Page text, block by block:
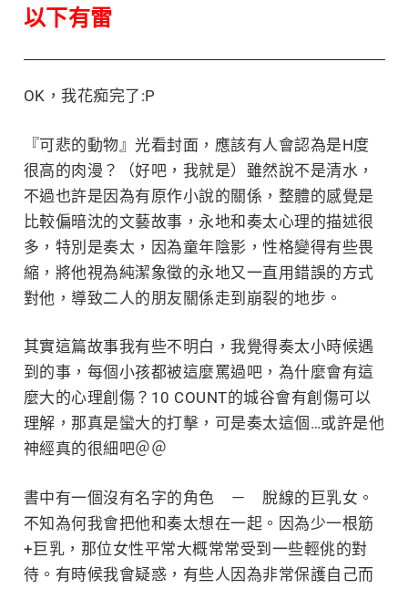
以下有雷
OK，我花痴完了:P
『可悲的動物』光看封面，應該有人會認為是H度
很高的肉漫？（好吧，我就是）雖然說不是清水，
不過也許是因為有原作小說的關係，整體的感覺是
比較偏暗沈的文藝故事， 永地和奏太心理的描述很
多，特別是奏太 ，因為童年陰影，性格變得有些畏
縮，將他視為純潔象徵的永地又一直用錯誤的方式
對他，導致二人的朋友關係走到崩裂的地步。
其實這篇故事我有些不明白，我覺得奏太小時候遇
到的事，每個小孩都被這麼罵過吧，為什麼會有這
麼大的心理創傷？10 COUNT的城谷會有創傷可以
理解，那真是蠻大的打擊，可是奏太這個…或許是他
神經真的很細吧＠＠
書中有一個沒有名字的角色 － 脫線的巨乳女。
不知為何我會把他和奏太想在一起。因為少一根筋
+巨乳，那位女性平常大概常常受到一些輕佻的對
待。有時候我會疑惑，有些人因為非常保護自己而